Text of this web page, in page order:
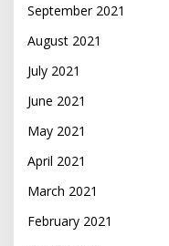
September 2021
August 2021
July 2021
June 2021
May 2021
April 2021
March 2021
February 2021